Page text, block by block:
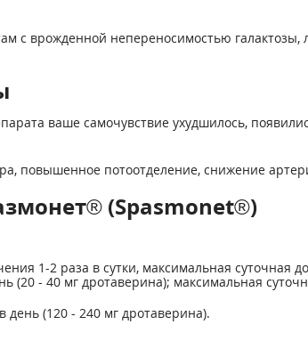
с врожденной непереносимостью галактозы,
ваше самочувствие ухудшилось,
повышенное потоотделение, снижение
(Spasmonet®)
1-2 раза в сутки, максимальная суточная
(20 - 40 мг дротаверина); максимальная
день (120 - 240 мг дротаверина).